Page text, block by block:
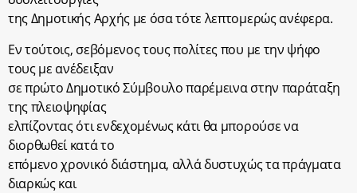
της Δημοτικής Αρχής με όσα τότε λεπτομερώς ανέφερα.
Εν τούτοις, σεβόμενος τους πολίτες που με την ψήφο
τους με ανέδειξαν
σε πρώτο Δημοτικό Σύμβουλο παρέμεινα στην παράταξη
της πλειοψηφίας
ελπίζοντας ότι ενδεχομένως κάτι θα μπορούσε να
διορθωθεί κατά το
επόμενο χρονικό διάστημα, αλλά δυστυχώς τα πράγματα
διαρκώς και